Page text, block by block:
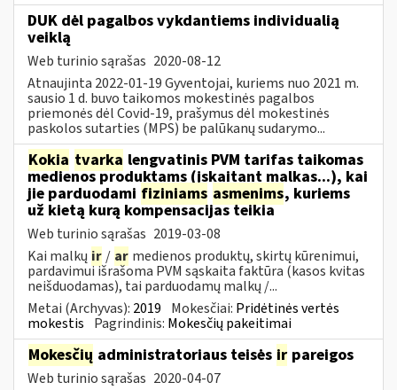
DUK dėl pagalbos vykdantiems individualią
veiklą
Web turinio sąrašas 2020-08-12
Atnaujinta 2022-01-19 Gyventojai, kuriems nuo 2021 m.
sausio 1 d. buvo taikomos mokestinės pagalbos
priemonės dėl Covid-19, prašymus dėl mokestinės
paskolos sutarties (MPS) be palūkanų sudarymo...
Kokia tvarka lengvatinis PVM tarifas taikomas
medienos produktams (įskaitant malkas...), kai
jie parduodami fiziniams asmenims, kuriems
už kietą kurą kompensacijas teikia
Web turinio sąrašas 2019-03-08
Kai malkų ir / ar medienos produktų, skirtų kūrenimui,
pardavimui išrašoma PVM sąskaita faktūra (kasos kvitas
neišduodamas), tai parduodamų malkų /...
Metai (Archyvas): 2019 Mokesčiai: Pridėtinės vertės
mokestis Pagrindinis: Mokesčių pakeitimai
Mokesčių administratoriaus teisės ir pareigos
Web turinio sąrašas 2020-04-07